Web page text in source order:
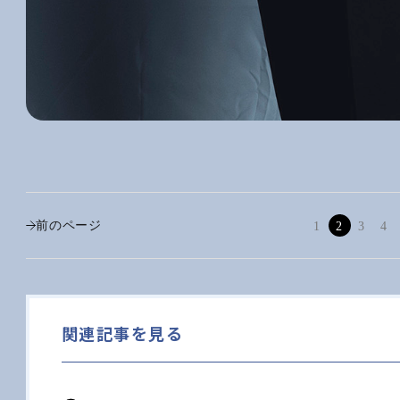
前のページ 1 2 3 4
関連記事を見る